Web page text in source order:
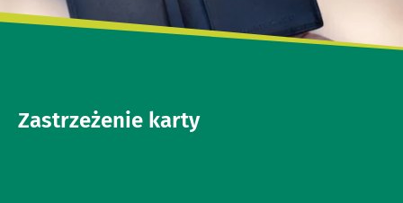
Zastrzeżenie karty